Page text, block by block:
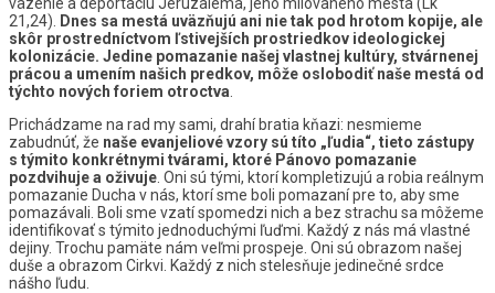
21,24). Dnes sa mestá uväzňujú ani nie tak pod hrotom kopije, ale
skôr prostredníctvom ľstivejších prostriedkov ideologickej
kolonizácie. Jedine pomazanie našej vlastnej kultúry, stvárnenej
prácou a umením našich predkov, môže oslobodiť naše mestá od
týchto nových foriem otroctva
Prichádzame na rad my sami, drahí bratia kňazi: nesmieme
zabudnúť, že naše evanjeliové vzory sú títo „ľudia“, tieto zástupy
s týmito konkrétnymi tvárami, ktoré Pánovo pomazanie
pozdvihuje a oživuje . Oni sú tými, ktorí kompletizujú a robia reálnym
pomazanie Ducha v nás, ktorí sme boli pomazaní pre to, aby sme
pomazávali. Boli sme vzatí spomedzi nich a bez strachu sa môžeme
identifikovať s týmito jednoduchými ľuďmi. Každý z nás má vlastné
dejiny. Trochu pamäte nám veľmi prospeje. Oni sú obrazom našej
duše a obrazom Cirkvi. Každý z nich stelesňuje jedinečné srdce
nášho ľudu.